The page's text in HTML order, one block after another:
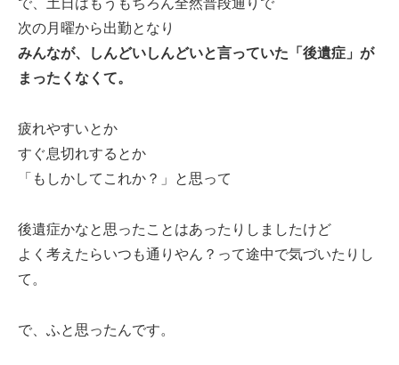
で、土日はもうもちろん全然普段通りで
次の月曜から出勤となり
みんなが、しんどいしんどいと言っていた「後遺症」が
まったくなくて。
疲れやすいとか
すぐ息切れするとか
「もしかしてこれか？」と思って
後遺症かなと思ったことはあったりしましたけど
よく考えたらいつも通りやん？って途中で気づいたりし
て。
で、ふと思ったんです。